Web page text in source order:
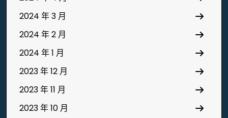
2024 年 3 月
2024 年 2 月
2024 年 1 月
2023 年 12 月
2023 年 11 月
2023 年 10 月